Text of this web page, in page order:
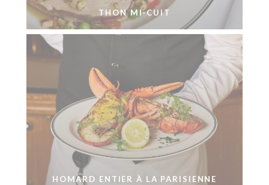
THON MI-CUIT
HOMARD ENTIER À LA PARISIENNE